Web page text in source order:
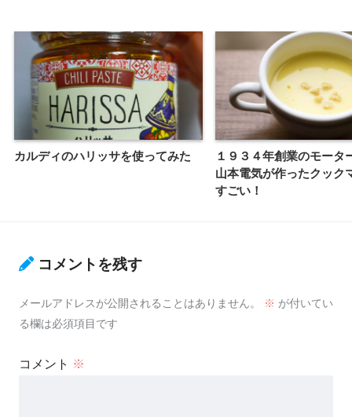
カルディのハリッサを使ってみた
１９３４年創業のモータ
山本電気が作ったクック
すごい！
コメントを残す
メールアドレスが公開されることはありません。 ※ が付いてい
る欄は必須項目です
コメント ※